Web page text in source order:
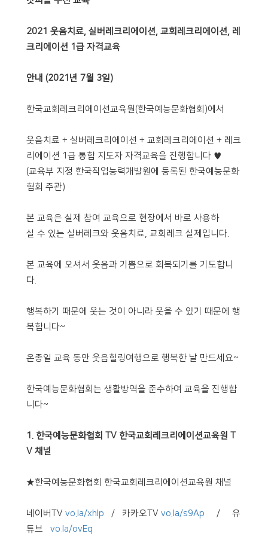
2021 웃음치료, 실버레크리에이션, 교회레크리에이션, 레
크리에이션 1급 자격교육
안내 (2021년 7월 3일)
한국교회레크리에이션교육원(한국예능문화협회)에서
웃음치료 + 실버레크리에이션 + 교회레크리에이션 + 레크
리에이션 1급 통합 지도자 자격교육을 진행합니다 ♥
(교육부 지정 한국직업능력개발원에 등록된 한국예능문화
협회 주관)
본 교육은 실제 참여 교육으로 현장에서 바로 사용하
실 수 있는 실버레크와 웃음치료, 교회레크 실제입니다.
본 교육에 오셔서 웃음과 기쁨으로 회복되기를 기도합니
다.
행복하기 때문에 웃는 것이 아니라 웃을 수 있기 때문에 행
복합니다~
온종일 교육 동안 웃음힐링여행으로 행복한 날 만드세요~
한국예능문화협회는 생활방역을 준수하여 교육을 진행합
니다~
1. 한국예능문화협회 TV 한국교회레크리에이션교육원 T
V 채널
★한국예능문화협회 한국교회레크리에이션교육원 채널
네이버TV vo.la/xhlp / 카카오TV vo.la/s9Ap / 유
튜브 vo.la/ovEq